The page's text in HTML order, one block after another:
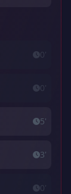
0'
0'
5'
3'
0'